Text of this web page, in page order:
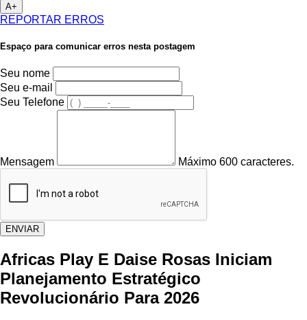
A+
REPORTAR ERROS
Espaço para comunicar erros nesta postagem
Seu nome
Seu e-mail
Seu Telefone
Mensagem Máximo 600 caracteres.
ENVIAR
Africas Play E Daise Rosas Iniciam
Planejamento Estratégico
Revolucionário Para 2026